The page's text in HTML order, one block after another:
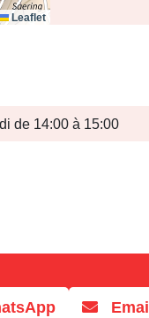
Leaflet
de 14:00 à 15:00
Email